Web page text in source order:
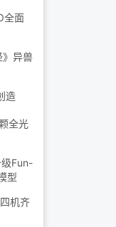
全面
》异兽
造
全光
Fun-
型
机齐